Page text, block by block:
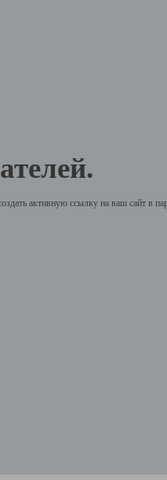
активную ссылку на ваш сайт в